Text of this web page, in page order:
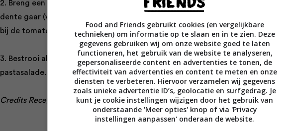
2. Breng een grote pan water met wat zout aan de kook en kook de fusilli al
dente gaar (volg de aanwijzingen op de verpakking). Laat ze uitlekken en doe
bij de tomaten. Roer goed.
3. Bestrooi alles met basilicum en zet het direct op tafel of geef het koud als
pastasalade. Doe er vlak voor het opdienen een scheutje olijfolie bij.
Credits Recepten Gennaro Contaldo Fotografie David Loftus
Food and Friends gebruikt cookies (en vergelijkbare
technieken) om informatie op te slaan en in te zien. Deze
gegevens gebruiken wij om onze website goed te laten
functioneren, het gebruik van de website te analyseren,
gepersonaliseerde content en advertenties te tonen, de
effectiviteit van advertenties en content te meten en onze
diensten te verbeteren. Hiervoor verzamelen wij gegevens
zoals unieke advertentie ID’s, geolocatie en surfgedrag. Je
kunt je cookie instellingen wijzigen door het gebruik van
onderstaande 'Meer opties' knop of via 'Privacy
instellingen aanpassen' onderaan de website.